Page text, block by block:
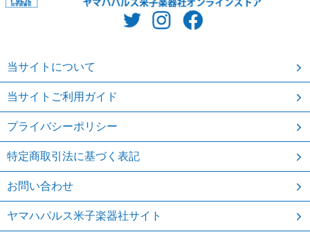
当サイトについて
当サイトご利用ガイド
プライバシーポリシー
特定商取引法に基づく表記
お問い合わせ
ヤマハパルス米子楽器社サイト